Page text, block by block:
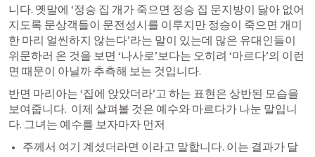
니다. 옛말에 ‘정승 집 개가 죽으면 정승 집 문지방이 닳아 없어
지도록 문상객들이 문전성시를 이루지만 정승이 죽으면 개미
한 마리 얼씬하지 않는다’라는 말이 있는데 많은 유대인들이
위문하러 온 것을 보면 ‘나사로’보다는 오히려 ‘마르다’의 이런
면 때문이 아닐까 추측해 보는 것입니다.
반면 마리아는 ‘집에 앉았더라’고 하는 표현은 상반된 모습을
보여줍니다.  이제 살펴볼 것은 예수와 마르다가 나눈 말입니
다. 그녀는 예수를 보자마자 먼저
주께서 여기 계셨더라면 이라고 말합니다. 이는 결과가 달